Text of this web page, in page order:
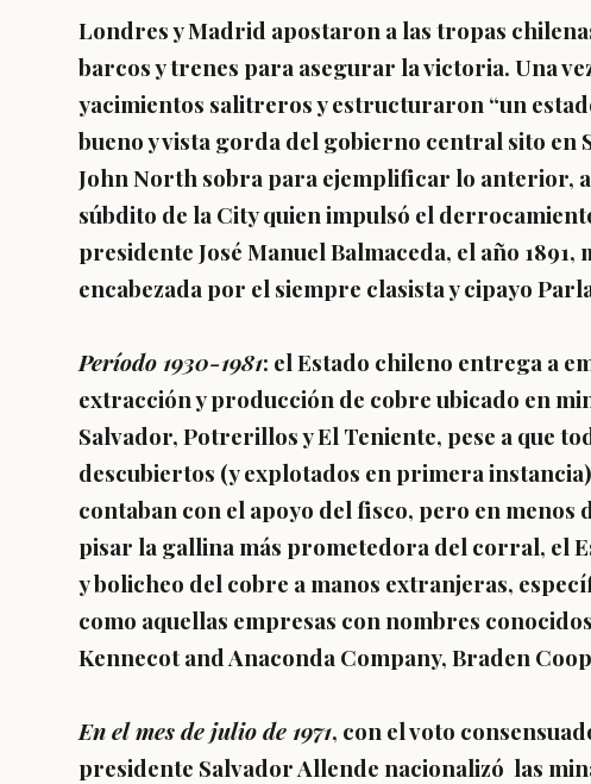
Londres y Madrid apostaron a las tropas
barcos y trenes para asegurar la victoria. Una
yacimientos salitreros y estructuraron “un
bueno y vista gorda del gobierno central sito en
John North sobra para ejemplificar lo anterior,
súbdito de la City quien impulsó el
presidente José Manuel Balmaceda, el año
encabezada por el siempre clasista y cipayo
Período 1930-1981: el Estado chileno entrega a
extracción y producción de cobre ubicado en
Salvador, Potrerillos y El Teniente, pese a que
descubiertos (y explotados en primera
contaban con el apoyo del fisco, pero en menos
pisar la gallina más prometedora del corral, el
y bolicheo del cobre a manos extranjeras,
como aquellas empresas con nombres
Kennecot and Anaconda Company, Braden
En el mes de julio de 1971, con el voto
presidente Salvador Allende nacionalizó las